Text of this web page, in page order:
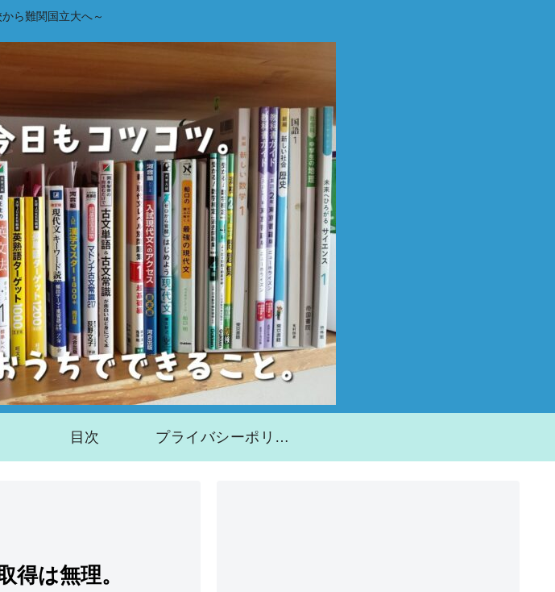
ら難関国立大へ～
目次 プライバシーポリシー
得は無理。